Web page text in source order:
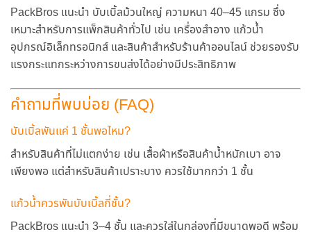
PackBros แนะนำ บับเบิ้ลม้วนใหญ่ ความหนา 40–45 แกรม ซึ่ง
เหมาะสำหรับการแพ็กสินค้าทั่วไป เช่น เครื่องสำอาง แก้วน้ำ
อุปกรณ์อิเล็กทรอนิกส์ และสินค้าสำหรับร้านค้าออนไลน์ ช่วยรองรับ
แรงกระแทกระหว่างการขนส่งได้อย่างมีประสิทธิภาพ
คำถามที่พบบ่อย (FAQ)
บับเบิ้ลพันแค่ 1 ชั้นพอไหม?
สำหรับสินค้าที่ไม่แตกง่าย เช่น เสื้อผ้าหรือสินค้าน้ำหนักเบา อาจ
เพียงพอ แต่สำหรับสินค้าเปราะบาง ควรใช้มากกว่า 1 ชั้น
แก้วน้ำควรพันบับเบิ้ลกี่ชั้น?
PackBros แนะนำ 3–4 ชั้น และควรใส่ในกล่องที่มีขนาดพอดี พร้อม